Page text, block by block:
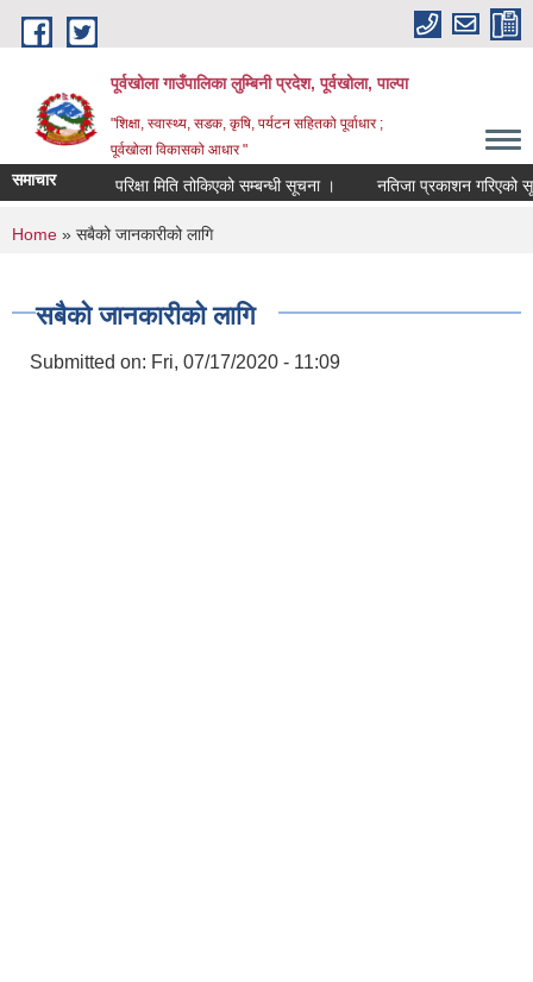
Skip to main content
पूर्वखोला गाउँपालिका लुम्बिनी प्रदेश, पूर्वखोला, पाल्पा
"शिक्षा, स्वास्थ्य, सडक, कृषि, पर्यटन सहितको पूर्वाधार ;
पूर्वखोला विकासको आधार "
समाचार परिक्षा मिति तोकिएको सम्बन्धी सूचना । नतिजा प्रकाशन गरिएको सूचना ।
You are here
Home » सबैको जानकारीको लागि
सबैको जानकारीको लागि
Submitted on: Fri, 07/17/2020 - 11:09